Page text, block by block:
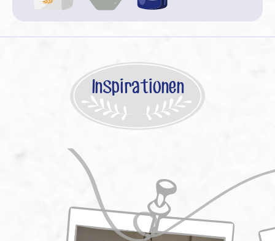
Inspirationen